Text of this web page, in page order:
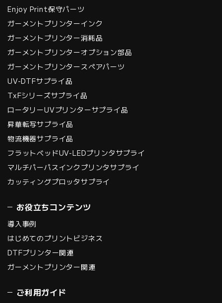
Enjoy Print保守パーツ
ガーメントプリンターインク
ガーメントプリンター消耗品
ガーメントプリンターオプション部品
ガーメントプリンタースペアパーツ
UV-DTFサプライ品
TxFシリーズサプライ品
ロータリーUVプリンターサプライ品
昇華転写サプライ品
物流機器サプライ品
フラットベッドUV-LEDプリンタサプライ
マルチパーパスインクプリンタサプライ
カッティングプロッタサプライ
お役立ちコンテンツ
導入事例
はじめてのプリントビジネス
DTFプリンター関連
ガーメントプリンター関連
ご利用ガイド